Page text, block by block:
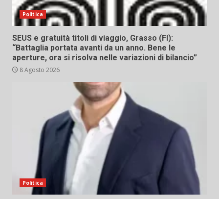
Politica
SEUS e gratuità titoli di viaggio, Grasso (FI):
“Battaglia portata avanti da un anno. Bene le
aperture, ora si risolva nelle variazioni di bilancio”
8 Agosto 2026
Politica